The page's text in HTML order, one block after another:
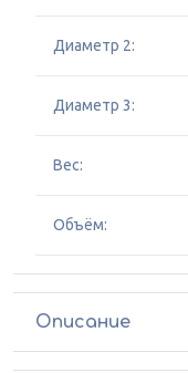
Диаметр 2:
Диаметр 3:
Вес:
Объём:
Описание